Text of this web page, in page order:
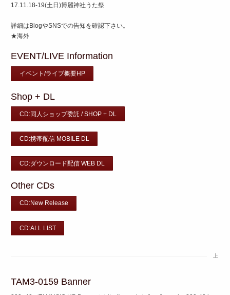
17.11.18-19(土日)博麗神社うた祭
詳細はBlogやSNSでの告知を確認下さい。
★海外
EVENT/LIVE Information
イベント/ライブ概要HP
Shop + DL
CD:同人ショップ委託 / SHOP + DL
CD:携帯配信 MOBILE DL
CD:ダウンロード配信 WEB DL
Other CDs
CD:New Release
CD:ALL LIST
上
TAM3-0159 Banner